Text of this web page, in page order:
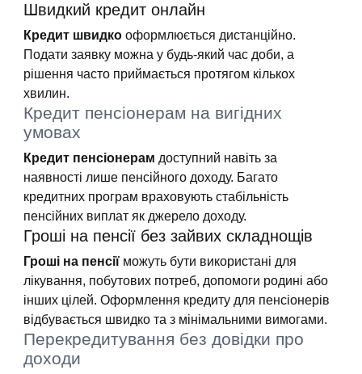
Швидкий кредит онлайн
Кредит швидко оформлюється дистанційно.
Подати заявку можна у будь-який час доби, а
рішення часто приймається протягом кількох
хвилин.
Кредит пенсіонерам на вигідних
умовах
Кредит пенсіонерам доступний навіть за
наявності лише пенсійного доходу. Багато
кредитних програм враховують стабільність
пенсійних виплат як джерело доходу.
Гроші на пенсії без зайвих складнощів
Гроші на пенсії можуть бути використані для
лікування, побутових потреб, допомоги родині або
інших цілей. Оформлення кредиту для пенсіонерів
відбувається швидко та з мінімальними вимогами.
Перекредитування без довідки про
доходи